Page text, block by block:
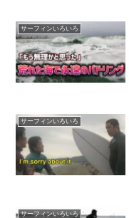
サーフィンいろいろ
サーフィンいろいろ
サーフィンいろいろ